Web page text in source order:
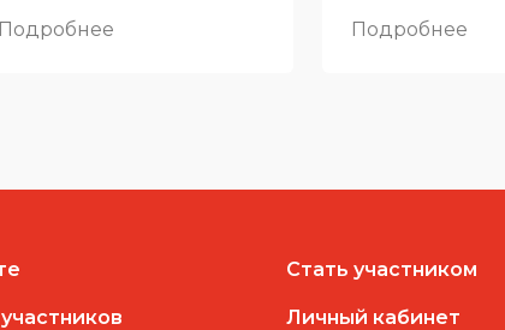
Подробнее Подробнее
Стать участником
Личный кабинет